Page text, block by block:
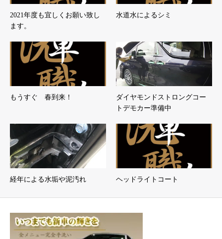
2021年度も宜しくお願い致し
ます。
水道水によるシミ
もうすぐ 春到来！
ダイヤモンドストロングコー
トデモカー準備中
経年による水垢や泥汚れ ヘッドライトコート